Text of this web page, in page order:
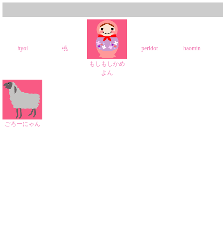
hyoi 桃
もしもしかめ
よん
peridot haomin
ごろーにゃん